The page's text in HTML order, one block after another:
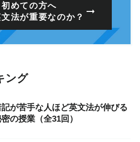
初めての方へ
法が重要なのか？
ング
記が苦手な人ほど英文法が伸びる
の授業（全31回）